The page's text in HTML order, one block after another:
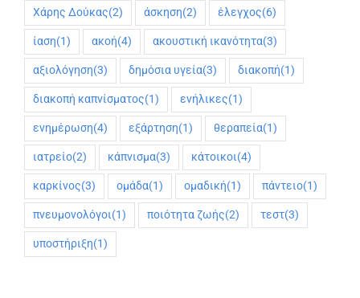
Χάρης Δούκας(2) άσκηση(2) έλεγχος(6)
ίαση(1) ακοή(4) ακουστική ικανότητα(3)
αξιολόγηση(3) δημόσια υγεία(3) διακοπή(1)
διακοπή καπνίσματος(1) ενήλικες(1)
ενημέρωση(4) εξάρτηση(1) θεραπεία(1)
ιατρείο(2) κάπνισμα(3) κάτοικοι(4)
καρκίνος(3) ομάδα(1) ομαδική(1) πάντειο(1)
πνευμονολόγοι(1) ποιότητα ζωής(2) τεστ(3)
υποστήριξη(1)